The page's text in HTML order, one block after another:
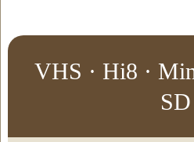
VHS · Hi8 ·
SD